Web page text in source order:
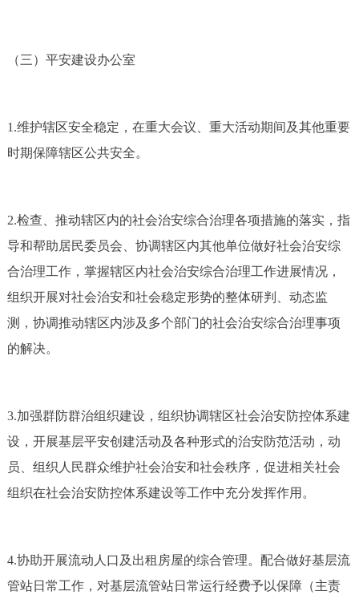
（三）平安建设办公室
1.维护辖区安全稳定，在重大会议、重大活动期间及其他重要
时期保障辖区公共安全。
2.检查、推动辖区内的社会治安综合治理各项措施的落实，指
导和帮助居民委员会、协调辖区内其他单位做好社会治安综
合治理工作，掌握辖区内社会治安综合治理工作进展情况，
组织开展对社会治安和社会稳定形势的整体研判、动态监
测，协调推动辖区内涉及多个部门的社会治安综合治理事项
的解决。
3.加强群防群治组织建设，组织协调辖区社会治安防控体系建
设，开展基层平安创建活动及各种形式的治安防范活动，动
员、组织人民群众维护社会治安和社会秩序，促进相关社会
组织在社会治安防控体系建设等工作中充分发挥作用。
4.协助开展流动人口及出租房屋的综合管理。配合做好基层流
管站日常工作，对基层流管站日常运行经费予以保障（主责